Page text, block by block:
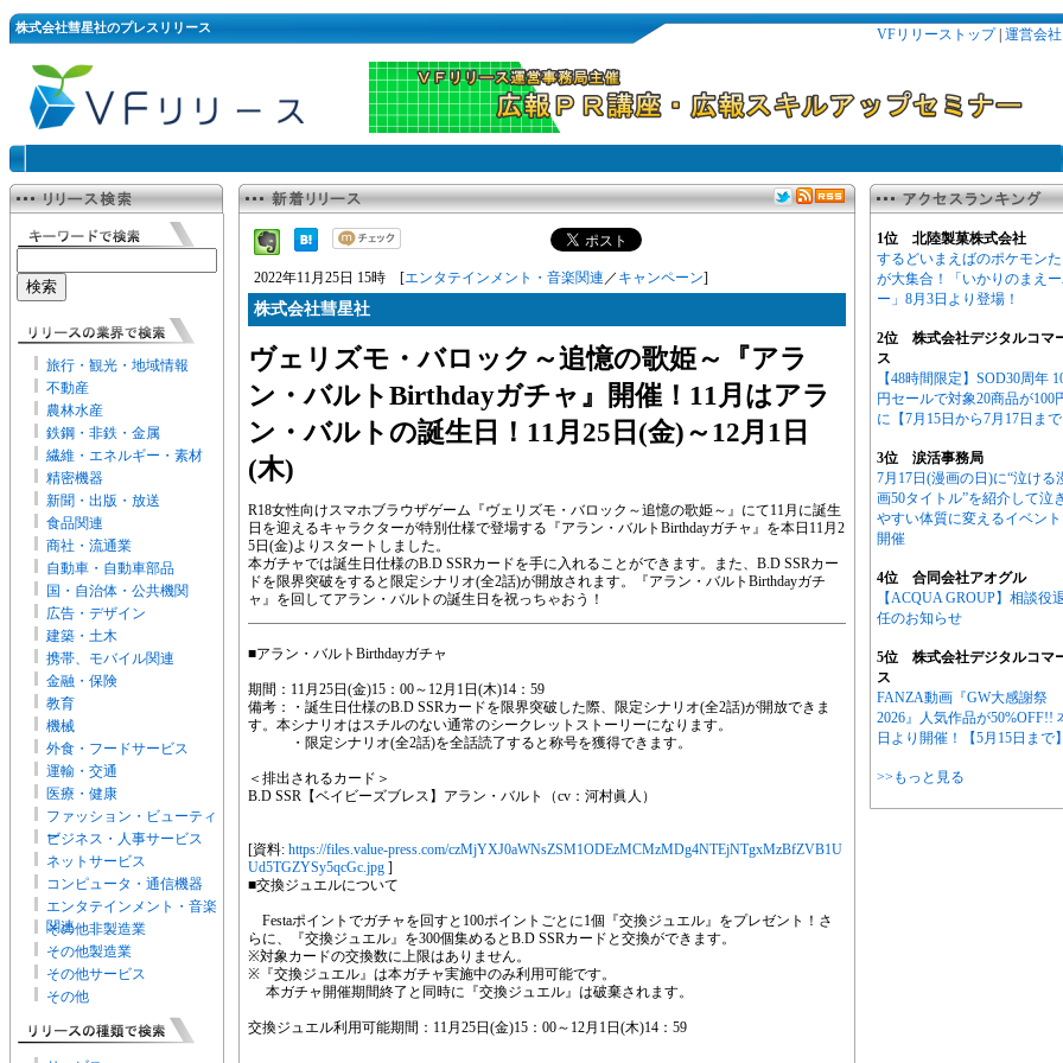
株式会社彗星社のプレスリリース VFリリーストップ| 運営会社
旅行・観光・地域情報
不動産
農林水産
鉄鋼・非鉄・金属
繊維・エネルギー・素材
精密機器
新聞・出版・放送
食品関連
商社・流通業
自動車・自動車部品
国・自治体・公共機関
広告・デザイン
建築・土木
携帯、モバイル関連
金融・保険
教育
機械
外食・フードサービス
運輸・交通
医療・健康
ファッション・ビューティ
ー
ビジネス・人事サービス
ネットサービス
コンピュータ・通信機器
エンタテインメント・音楽
関連
その他非製造業
その他製造業
その他サービス
その他
2022年11月25日 15時 [エンタテインメント・音楽関連 ／ キャンペーン]
株式会社彗星社
ヴェリズモ・バロック～追憶の歌姫～『アラ
ン・バルトBirthdayガチャ』開催！11月はアラ
ン・バルトの誕生日！11月25日(金)～12月1日
(木)
R18女性向けスマホブラウザゲーム『ヴェリズモ・バロック～追憶の歌姫～』にて11月に誕生
日を迎えるキャラクターが特別仕様で登場する『アラン・バルトBirthdayガチャ』を本日11月2
5日(金)よりスタートしました。
本ガチャでは誕生日仕様のB.D SSRカードを手に入れることができます。また、B.D SSRカー
ドを限界突破をすると限定シナリオ(全2話)が開放されます。『アラン・バルトBirthdayガチ
ャ』を回してアラン・バルトの誕生日を祝っちゃおう！
■アラン・バルトBirthdayガチャ
期間：11月25日(金)15：00～12月1日(木)14：59
備考：・誕生日仕様のB.D SSRカードを限界突破した際、限定シナリオ(全2話)が開放できま
す。本シナリオはスチルのない通常のシークレットストーリーになります。
・限定シナリオ(全2話)を全話読了すると称号を獲得できます。
＜排出されるカード＞
B.D SSR【ベイビーズブレス】アラン・バルト（cv：河村眞人）
[資料: https://files.value-press.com/czMjYXJ0aWNsZSM1ODEzMCMzMDg4NTEjNTgxMzBfZVB1U
Ud5TGZYSy5qcGc.jpg ]
■交換ジュエルについて
Festaポイントでガチャを回すと100ポイントごとに1個『交換ジュエル』をプレゼント！さ
らに、『交換ジュエル』を300個集めるとB.D SSRカードと交換ができます。
※対象カードの交換数に上限はありません。
※『交換ジュエル』は本ガチャ実施中のみ利用可能です。
本ガチャ開催期間終了と同時に『交換ジュエル』は破棄されます。
交換ジュエル利用可能期間：11月25日(金)15：00～12月1日(木)14：59
1位 北陸製菓株式会社
するどいまえばのポケモン
が大集合！「いかりのまえ
ー」8月3日より登場！
2位 株式会社デジタルコマ
ス
【48時間限定】SOD30周年
円セールで対象20商品が100
に【7月15日から7月17日まで
3位 涙活事務局
7月17日(漫画の日)に“泣ける
画50タイトル”を紹介して泣
やすい体質に変えるイベン
開催
4位 合同会社アオグル
【ACQUA GROUP】相談役
任のお知らせ
5位 株式会社デジタルコマ
ス
FANZA動画『GW大感謝祭
2026』人気作品が50%OFF!!
日より開催！【5月15日まで】
>>もっと見る